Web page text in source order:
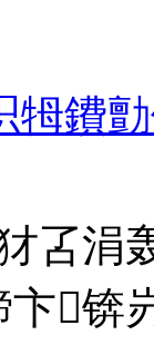
牳鐨
叾涓
卞锛